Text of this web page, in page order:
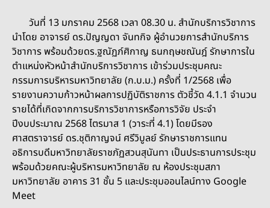
วันที่ 13 มกราคม 2568 เวลา 08.30 น. สำนักบริการวิชาการ
นำโดย อาจารย์ ดร.ปัญญดา จันทกิจ ผู้อำนวยการสำนักบริการ
วิชาการ พร้อมด้วยดร.ฐณัฏภ์ศิกาญ ธนกฤษชณันฎ์ รักษาการใน
ตำแหน่งหัวหน้าสำนักบริการวิชาการ เข้าร่วมประชุมคณะ
กรรมการบริหารมหาวิทยาลัย (ก.บ.ม.) ครั้งที่ 1/2568 เพื่อ
รายงานความก้าวหน้าผลการปฏิบัติราชการ ตัวชี้วัด 4.1.1 จำนวน
รายได้ที่เกิดจากการบริการวิชาการหรือการวิจัย ประจำ
ปีงบประมาณ 2568 ไตรมาส 1 (วาระที่ 4.1) โดยมีรอง
ศาสตราจารย์ ดร.ชุติกาญจน์ ศรีวิบูลย์ รักษาราชการแทน
อธิการบดีมหาวิทยาลัยราชภัฏสวนสุนันทา เป็นประธานการประชุม
พร้อมด้วยคณะผู้บริหารมหาวิทยาลัย ณ ห้องประชุมสภา
มหาวิทยาลัย อาคาร 31 ชั้น 5 และประชุมออนไลน์ทาง Google
Meet